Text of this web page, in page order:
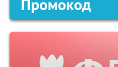
Промокод